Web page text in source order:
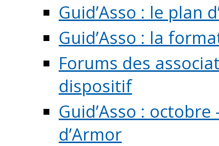
Guid’Asso : le plan
Guid’Asso : la
Forums des
dispositif
Guid’Asso :
d’Armor